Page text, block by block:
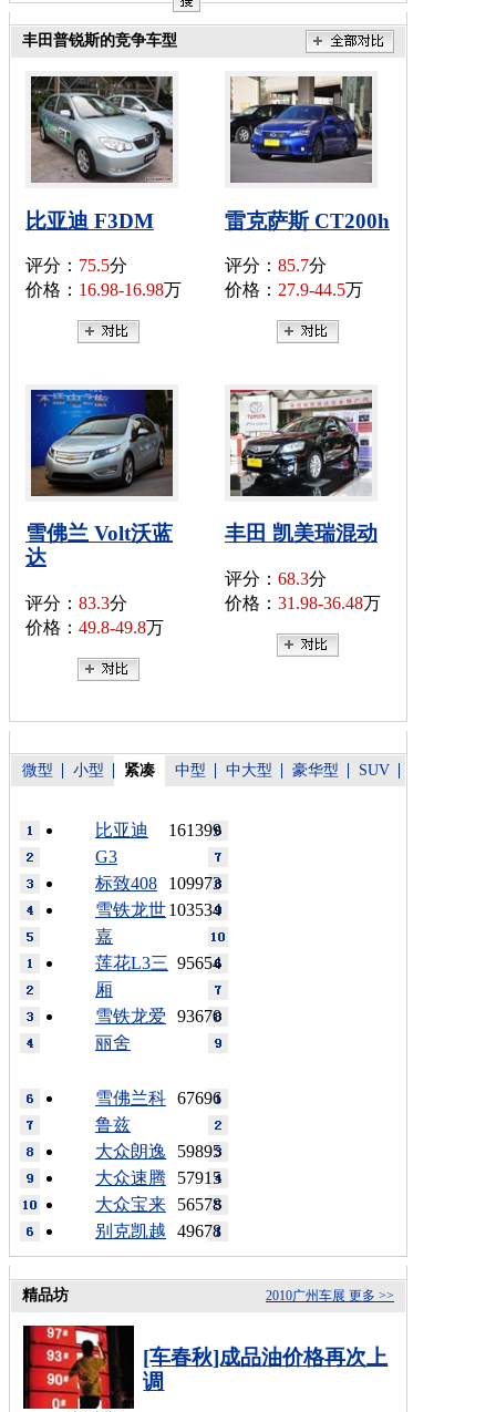
丰田普锐斯的竞争车型
比亚迪 F3DM
评分： 75.5分
价格： 16.98-16.98万
雷克萨斯 CT200h
评分： 85.7分
价格： 27.9-44.5万
雪佛兰 Volt沃蓝
达
评分： 83.3分
价格： 49.8-49.8万
丰田 凯美瑞混动
评分： 68.3分
价格： 31.98-36.48万
微型 小型 紧凑 中型 中大型 豪华型 SUV
161399
比亚迪
G3
109973
标致408
103534
雪铁龙世
嘉
95654
莲花L3三
厢
93670
雪铁龙爱
丽舍
67696
雪佛兰科
鲁兹
59895
大众朗逸
57915
大众速腾
56578
大众宝来
49678
别克凯越
更多 >>
2010广州车展
精品坊
[车春秋]成品油价格再次上
调